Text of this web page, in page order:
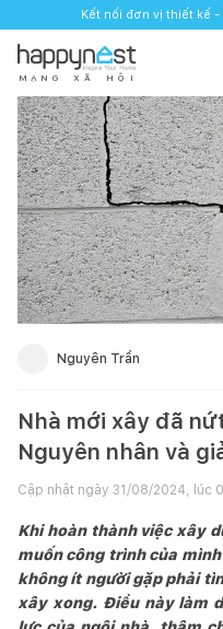
Kết nối đơn vị thiết kế
M Ạ N G X Ã H Ộ I
Nguyên Trần
Nhà mới xây đã
Nguyên nhân và
Cập nhật ngày 31/08/2024, lúc
Khi hoàn thành việc xây
muốn công trình của
không ít người gặp phải
xây xong. Điều này làm